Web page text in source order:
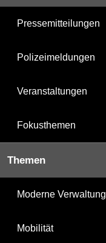
Pressemitteilungen
Polizeimeldungen
Veranstaltungen
Fokusthemen
Themen
Moderne Verwaltung
Mobilität